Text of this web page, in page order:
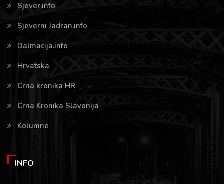
Sjever.info
Sjeverni Jadran.info
Dalmacija.info
Hrvatska
Crna kronika HR
Crna Kronika Slavonija
Kolumne
INFO